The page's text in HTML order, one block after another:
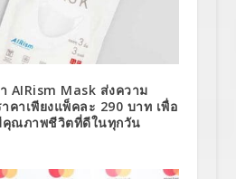
AIRism Mask ส่งความ
คาเพียงแพ็คละ 290 บาท เพื่อ
คุณภาพชีวิตที่ดีในทุกวัน